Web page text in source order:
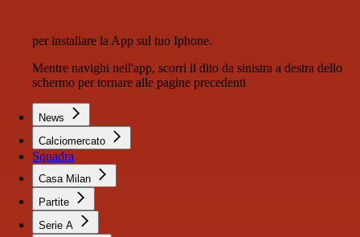
per installare la App sul tuo Iphone.
Mentre navighi nell'app, scorri il dito da sinistra a destra dello
schermo per tornare alle pagine precedenti
News
Calciomercato
Squadra
Casa Milan
Partite
Serie A